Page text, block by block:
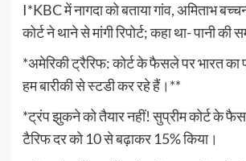
I*KBC में नागदा को बताया गांव, अमिताभ
कोर्ट ने थाने से मांगी रिपोर्ट; कहा था- पानी की
*अमेरिकी ट्रैरिफ: कोर्ट के फैसले पर भारत का
हम बारीकी से स्टडी कर रहे हैं।**
*ट्रंप झुकने को तैयार नहीं! सुप्रीम कोर्ट के
टैरिफ दर को 10 से बढ़ाकर 15% किया।